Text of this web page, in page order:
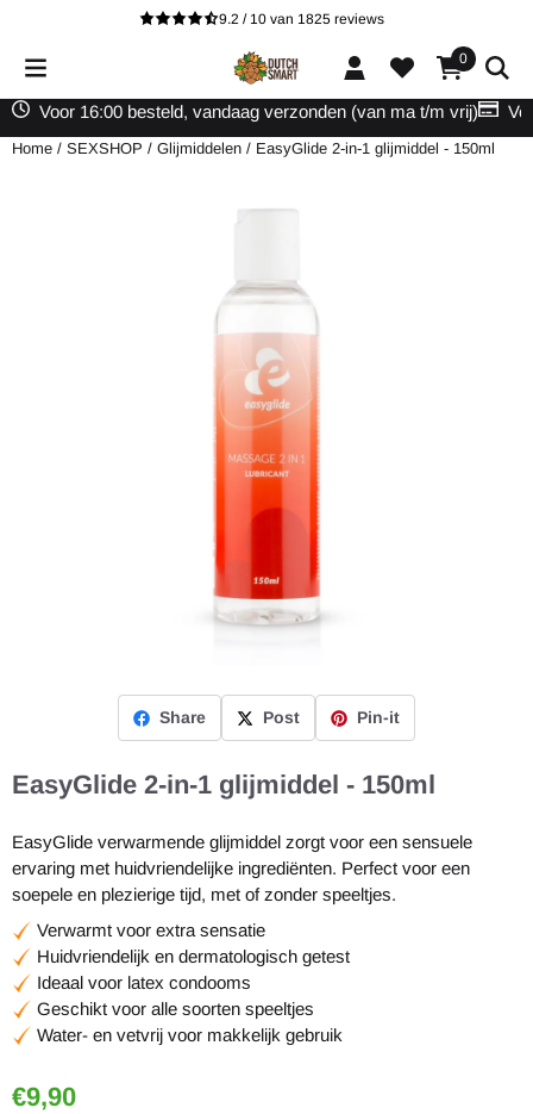
Cookievoorkeuren zijn beschikbaar. Kies instellingen of sta alle
9.2 / 10 van 1825 reviews
0
Voor 16:00 besteld, vandaag verzonden (van ma t/m vrij)
Home / SEXSHOP / Glijmiddelen / EasyGlide 2-in-1 glijmiddel - 150ml
Share Post Pin-it
EasyGlide 2-in-1 glijmiddel - 150ml
EasyGlide verwarmende glijmiddel zorgt voor een sensuele
ervaring met huidvriendelijke ingrediënten. Perfect voor een
soepele en plezierige tijd, met of zonder speeltjes.
Verwarmt voor extra sensatie
Huidvriendelijk en dermatologisch getest
Ideaal voor latex condooms
Geschikt voor alle soorten speeltjes
Water- en vetvrij voor makkelijk gebruik
€9,90